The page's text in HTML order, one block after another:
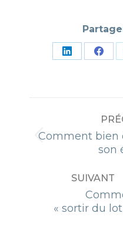
Partager
ARTICLE
Comment bien
son
SUIVANT
Article
« sortir du lot